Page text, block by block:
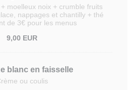
moelleux noix + crumble fruits
nappages et chantilly + thé
de 3€ pour les menus
9,00 EUR
blanc en faisselle
ou coulis